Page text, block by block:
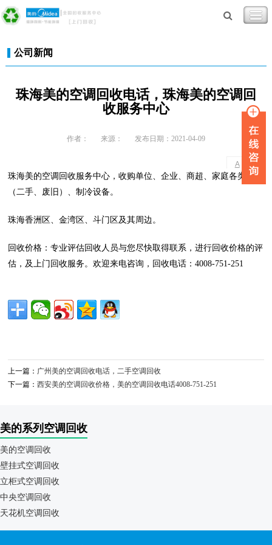
公司新闻
珠海美的空调回收电话，珠海美的空调回
收服务中心
作者： 来源： 发布日期：2021-04-09
A A
珠海美的空调回收服务中心，收购单位、企业、商超、家庭各类空调
（二手、废旧）、制冷设备。
珠海香洲区、金湾区、斗门区及其周边。
回收价格：专业评估回收人员与您尽快取得联系，进行回收价格的评
估，及上门回收服务。欢迎来电咨询，回收电话：4008-751-251
上一篇： 广州美的空调回收电话，二手空调回收
下一篇：西安美的空调回收价格，美的空调回收电话4008-751-251
美的系列空调回收
美的空调回收
壁挂式空调回收
立柜式空调回收
中央空调回收
天花机空调回收